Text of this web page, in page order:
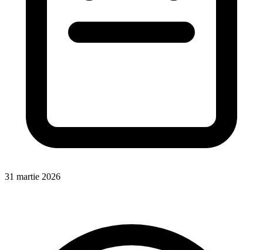
31 martie 2026